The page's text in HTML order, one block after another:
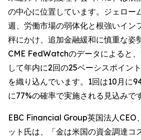
の中心に位置しています。ジェロー
週、労働市場の弱体化と根強いイン
秤にかけ、追加金融緩和に慎重な姿
CME FedWatchのデータによると
して年内に2回の25ベーシスポイン
を織り込んでいます。1回は10月に
に77%の確率で実施される見込みです
EBC Financial Group英国法人CEO
ット氏は、「金は米国の資金調達コ